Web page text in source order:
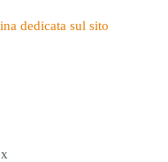
dedicata sul sito